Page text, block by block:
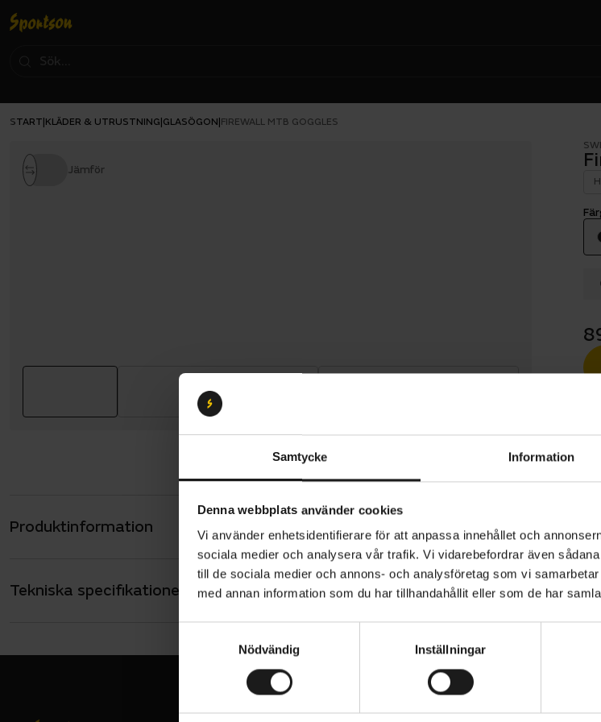
Samtycke Information
Denna webbplats använder cookies
Vi använder enhetsidentifierare för att anpassa innehållet och
sociala medier och analysera vår trafik. Vi vidarebefordrar även
till de sociala medier och annons- och analysföretag som vi
med annan information som du har tillhandahållit eller som de har
Nödvändig Inställningar
START KLÄDER & UTRUSTNING GLASÖGON FIREWALL MTB GOGGLES
Jämför
Produktinformation
Sweet Protection Firewall är en goggle med en
lins i en robust design med retrokänsla som
synfält.
Den här gogglesen är utvecklad för mer
Sweet Protections fullface-hjälmar och trail-/
ramen och ansiktsskummet i tre lager gör att
Tekniska specifikationer Allmänt
ANVÄNDARE STORLEK
VARUMÄRKE VIKT (RAM/